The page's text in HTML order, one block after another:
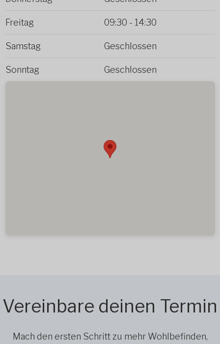
Freitag 09:30 - 14:30
Samstag Geschlossen
Sonntag Geschlossen
Vereinbare deinen Termin
Mach den ersten Schritt zu mehr Wohlbefinden,